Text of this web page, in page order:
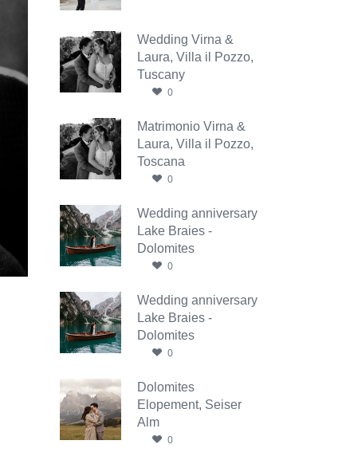
Wedding Virna &
Laura, Villa il Pozzo,
Tuscany
0
Matrimonio Virna &
Laura, Villa il Pozzo,
Toscana
0
Wedding anniversary
Lake Braies -
Dolomites
0
Wedding anniversary
Lake Braies -
Dolomites
0
Dolomites
Elopement, Seiser
Alm
0